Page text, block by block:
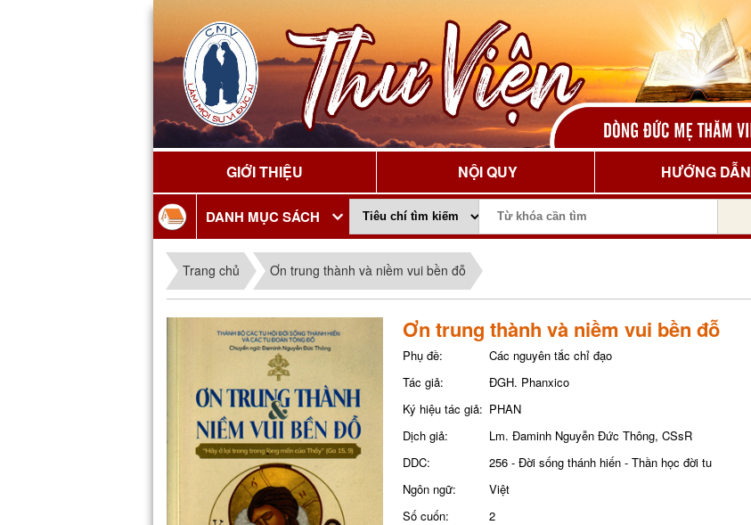
GIỚI THIỆU NỘI QUY HƯỚNG DẪN
DANH MỤC SÁCH
Trang chủ Ơn trung thành và niềm vui bền đỗ
Ơn trung thành và niềm vui bền đỗ
Phụ đề:
Các nguyên tắc chỉ đạo
Tác giả:
ĐGH. Phanxico
Ký hiệu tác giả: PHAN
Dịch giả:
Lm. Đaminh Nguyễn Đức Thông, CSsR
DDC:
256 - Đời sống thánh hiến - Thần học đời tu
Ngôn ngữ:
Việt
Số cuốn:
2